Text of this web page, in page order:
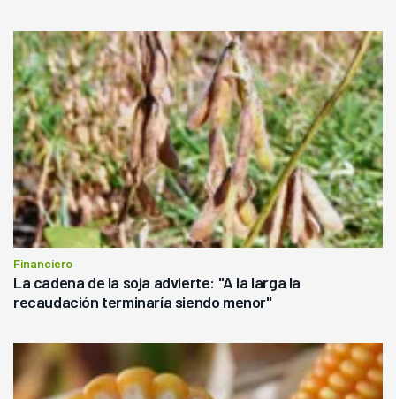
Financiero
La cadena de la soja advierte: "A la larga la
recaudación terminaría siendo menor"